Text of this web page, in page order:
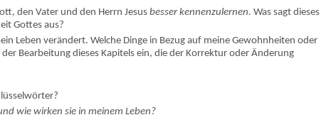
den Vater und den Herrn Jesusbesser kennenzulernen. Was sagt dieses
Gottes aus?
Leben verändert. Welche Dinge in Bezug auf meine Gewohnheiten oder
Bearbeitung dieses Kapitels ein, die der Korrektur oder Änderung
wie wirken sie in meinem Leben?